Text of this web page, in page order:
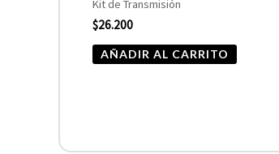
Kit de Transmisión
$26.200
AÑADIR AL CARRITO